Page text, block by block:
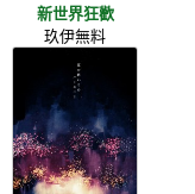
新世界狂歡
玖伊無料